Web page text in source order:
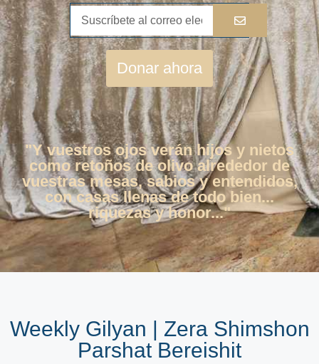
Donar ahora
"Y vuestros ojos verán hijos y nietos
como retoños de olivo alrededor de
vuestras mesas, sabios y entendidos,
con casas llenas de todo bien...
riquezas y honor..."
Weekly Gilyan | Zera Shimshon
Parshat Bereishit